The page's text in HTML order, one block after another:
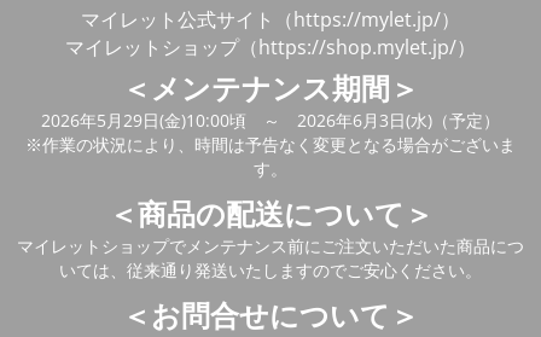
マイレット公式サイト（https://mylet.jp/）
マイレットショップ（https://shop.mylet.jp/）
＜メンテナンス期間＞
2026年5月29日(金)10:00頃 ～ 2026年6月3日(水)（予定）
※作業の状況により、時間は予告なく変更となる場合がございま
す。
＜商品の配送について＞
マイレットショップでメンテナンス前にご注文いただいた商品につ
いては、従来通り発送いたしますのでご安心ください。
＜お問合せについて＞